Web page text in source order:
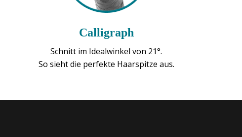
Calligraph
Schnitt im Idealwinkel von 21°.
So sieht die perfekte Haarspitze aus.